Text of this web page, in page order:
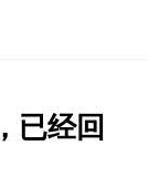
已经回